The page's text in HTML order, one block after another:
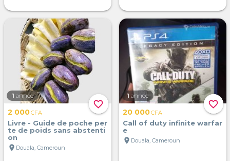
favorite_border
1 année
2 000CFA
Livre - Guide de poche per
te de poids sans abstenti
on
location_on Douala, Cameroun
favorite_border
1 année
20 000CFA
Call of duty infinite warfar
e
location_on Douala, Cameroun